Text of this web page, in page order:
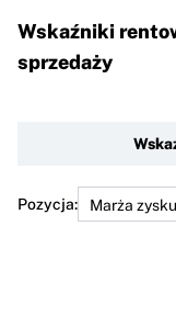
Wskaźniki
sprzedaży
Pozycja: